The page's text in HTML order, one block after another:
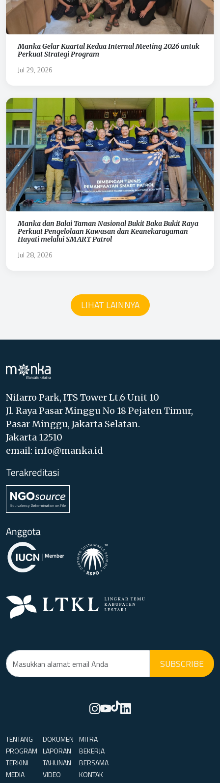
Manka Gelar Kuartal Kedua Internal Meeting 2026 untuk
Perkuat Strategi Program
Jul 29, 2026
Manka dan Balai Taman Nasional Bukit Baka Bukit Raya
Perkuat Pengelolaan Kawasan dan Keanekaragaman
Hayati melalui SMART Patrol
Jul 28, 2026
LIHAT LAINNYA
Nifarro Park, ITS Tower Lt.6 Unit 10
Jl. Raya Pasar Minggu No 18 Pejaten Timur,
Pasar Minggu, Jakarta Selatan.
Jakarta 12510
email: info@manka.id
SUBSCRIBE
TENTANG
PROGRAM
TERKINI
MEDIA
DOKUMEN
LAPORAN
TAHUNAN
VIDEO
MITRA
BEKERJA
BERSAMA
KONTAK